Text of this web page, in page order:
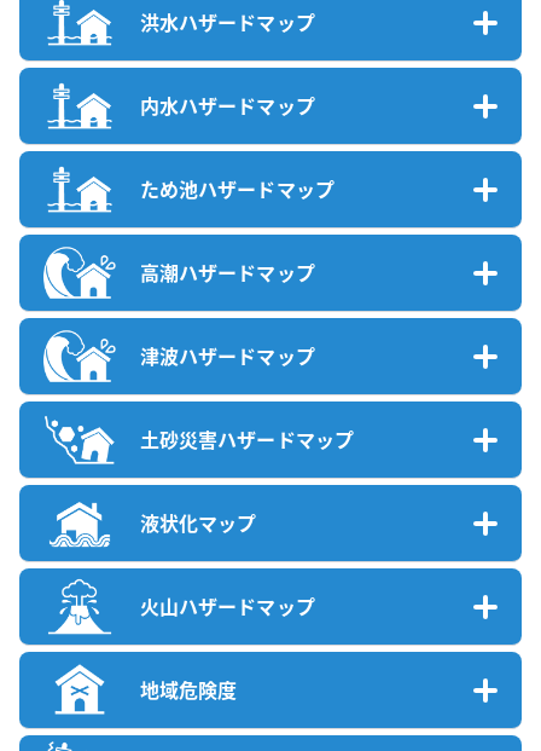
洪水ハザードマップ
内水ハザードマップ
ため池ハザードマップ
高潮ハザードマップ
津波ハザードマップ
土砂災害ハザードマップ
液状化マップ
火山ハザードマップ
地域危険度